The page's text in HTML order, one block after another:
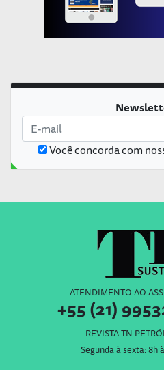
Você concorda com
ATENDIMENTO AO
+55 (21)
REVISTA TN
Segunda à sexta: 8h